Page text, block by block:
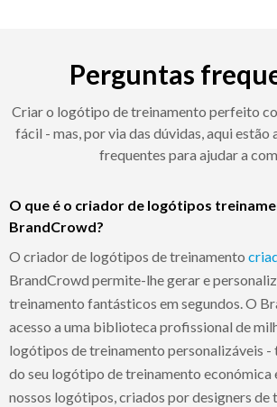
Perguntas
Criar o logótipo de treinamento perfeito
fácil - mas, por via das dúvidas, aqui estão
frequentes para ajudar a
O que é o criador de logótipos
BrandCrowd?
O criador de logótipos de treinamento
BrandCrowd permite-lhe gerar e
treinamento fantásticos em segundos. O
acesso a uma biblioteca profissional de
logótipos de treinamento personalizáveis -
do seu logótipo de treinamento económica
nossos logótipos, criados por designers de